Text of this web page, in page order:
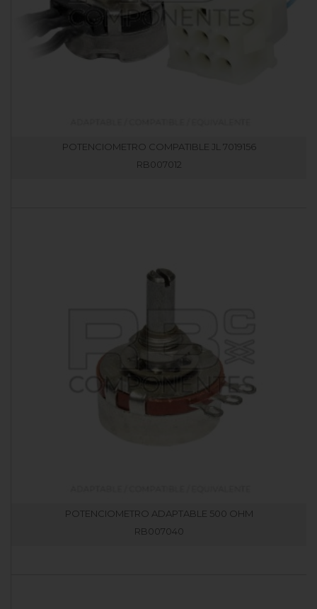
POTENCIOMETRO COMPATIBLE JL 7019156
RB007012
POTENCIOMETRO ADAPTABLE 500 OHM
RB007040